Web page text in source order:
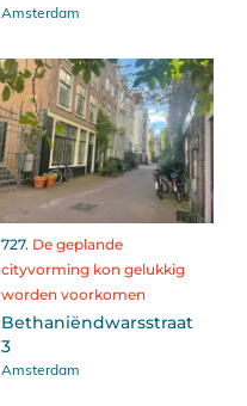
Amsterdam
727. De geplande
cityvorming kon gelukkig
worden voorkomen
Bethaniëndwarsstraat
3
Amsterdam